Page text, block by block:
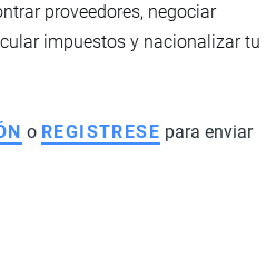
proveedores, negociar
impuestos y nacionalizar tu
o REGISTRESE para enviar